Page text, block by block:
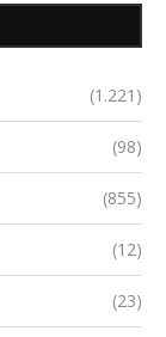
(1.221)
(98)
(855)
(12)
(23)